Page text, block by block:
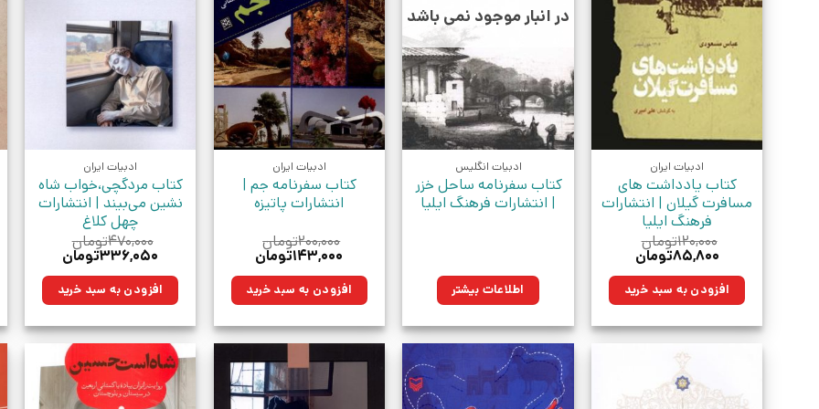
ادبیات ایران
کتاب یادداشت های
مسافرت گیلان | انتشارات
فرهنگ ایلیا
۱۲۰,۰۰۰تومان
قیمت
۱۲۰,۰۰۰تومان
بود.
۸۵,۸۰۰تومان
۸۵,۸۰۰تومان.افزودن به سبد خرید
در انبار موجود نمی باشد
ادبیات انگلیس
کتاب سفرنامه ساحل خزر
| انتشارات فرهنگ ایلیا
اطلاعات بیشتر
ادبیات ایران
کتاب سفرنامه جم |
انتشارات پاتیزه
۲۰۰,۰۰۰تومان
قیمت
۲۰۰,۰۰۰تومان
بود.
۱۴۳,۰۰۰تومانقیمت
۱۴۳,۰۰۰تومان.افزودن به سبد خرید
ادبیات ایران
کتاب مردگچی،خواب شاه
نشین می‌بیند | انتشارات
چهل کلاغ
۴۷۰,۰۰۰تومان
قیمت
۴۷۰,۰۰۰تومان
بود.
۳۳۶,۰۵۰تومانقیمت
۳۳۶,۰۵۰تومان.افزودن به سبد خرید